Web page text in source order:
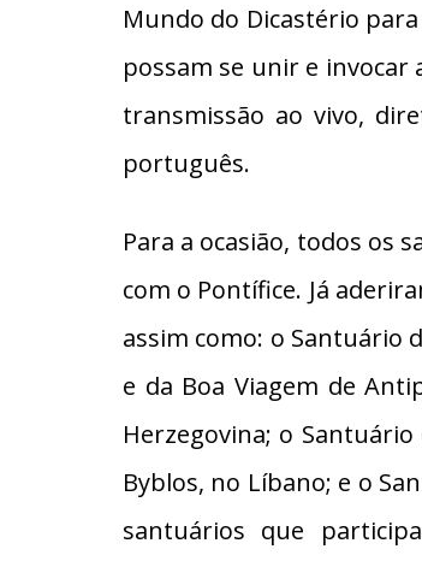
Mundo do Dicastério
possam se unir e invocar
transmissão ao vivo,
português.
Para a ocasião, todos os
com o Pontífice. Já
assim como: o Santuário
e da Boa Viagem de
Herzegovina; o
Byblos, no Líbano; e o
santuários que